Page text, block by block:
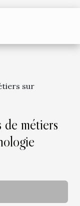
sur
métiers